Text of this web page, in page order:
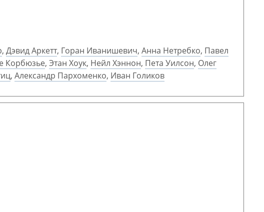
, Дэвид Аркетт, Горан Иванишевич, Анна Нетребко, Павел
Корбюзье, Этан Хоук, Нейл Хэннон, Пета Уилсон, Олег
, Александр Пархоменко, Иван Голиков